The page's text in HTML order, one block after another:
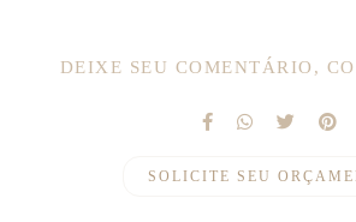
DEIXE SEU COMENTÁRIO,
SOLICITE SEU